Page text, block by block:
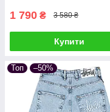
1 790 ₴ 3 580 ₴
Купити
Топ –50%